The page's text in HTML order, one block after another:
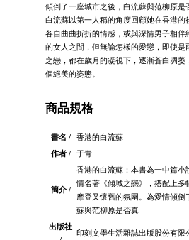
傾倒了一座城市之後，白流蘇與范柳原是
白流蘇以第一人稱的角度回顧她在香港的
各自曲曲折折的情感，或與深情男子相伴
的女人之間，但無論怎樣的愛戀，即使是
之戀，都在歲月的凝視下，逐漸蒼白凋萎
個絕美的姿態。
商品規格
書名 /
香港的白流蘇
作者 /
于青
簡介 /
香港的白流蘇：本書為一中篇小
情名著《傾城之戀》，搭配上多
摩登又懷舊的氛圍。為愛情傾倒
蘇與范柳原是否真
出版社
印刻文學生活雜誌出版股份有限